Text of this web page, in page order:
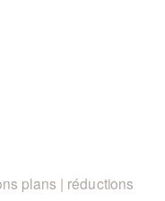
plans | réductions